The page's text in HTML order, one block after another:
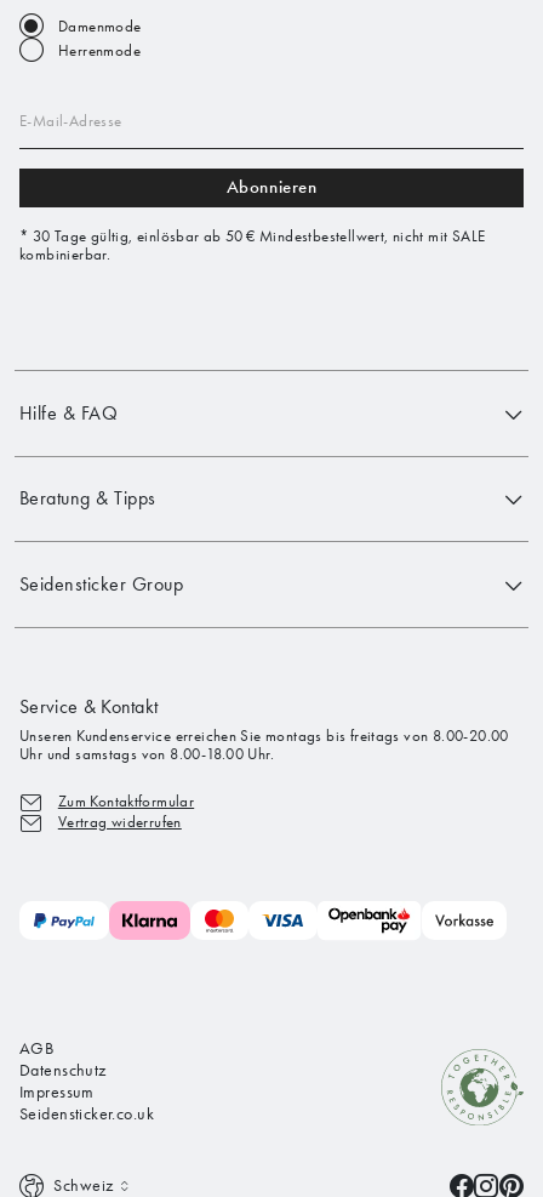
Damenmode
Herrenmode
E-Mail-Adresse
Abonnieren
* 30 Tage gültig, einlösbar ab 50 € Mindestbestellwert, nicht mit SALE
kombinierbar.
Hilfe & FAQ
Beratung & Tipps
Seidensticker Group
Service & Kontakt
Unseren Kundenservice erreichen Sie montags bis freitags von 8.00-20.00
Uhr und samstags von 8.00-18.00 Uhr.
Zum Kontaktformular
Vertrag widerrufen
AGB
Datenschutz
Impressum
Seidensticker.co.uk
Schweiz